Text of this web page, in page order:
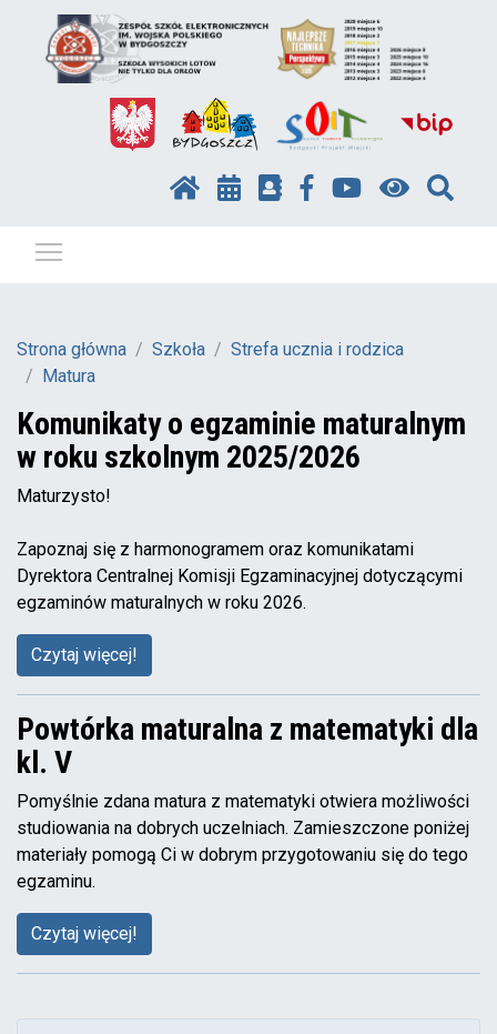
Strona główna Szkoła
Strefa ucznia i rodzica
Matura
Komunikaty o egzaminie maturalnym
w roku szkolnym 2025/2026
Maturzysto!
Zapoznaj się z harmonogramem oraz komunikatami
Dyrektora Centralnej Komisji Egzaminacyjnej dotyczącymi
egzaminów maturalnych w roku 2026.
Czytaj więcej!
Powtórka maturalna z matematyki dla
kl. V
Pomyślnie zdana matura z matematyki otwiera możliwości
studiowania na dobrych uczelniach. Zamieszczone poniżej
materiały pomogą Ci w dobrym przygotowaniu się do tego
egzaminu.
Czytaj więcej!